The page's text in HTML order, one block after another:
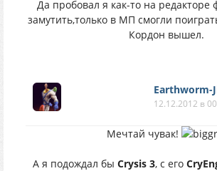
Да пробовал я как-то на редакторе
замутить,только в МП смогли
Кордон вышел.
Earthworm-
12.12.2012 в
Мечтай чувак!
А я подождал бы Crysis 3, с его